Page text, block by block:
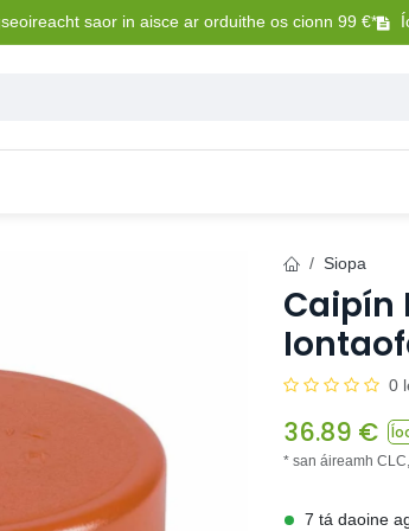
saor in aisce ar orduithe os cionn 99 €*
Siopa
Caipín
0
36.89 €
* san áireamh CLC,
7 tá daoine